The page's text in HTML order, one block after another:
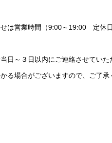
は営業時間（9:00～19:00 定休
日～３日以内にご連絡させていた
る場合がございますので、ご了承